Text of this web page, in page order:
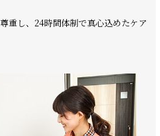
重し、24時間体制で真心込めたケア